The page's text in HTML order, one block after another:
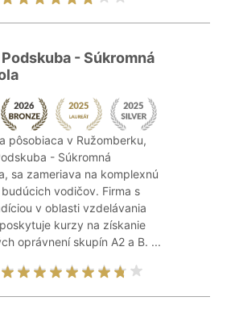
Podskuba - Súkromná
pôsobiaca v Ružomberku,
- Súkromná
sa zameriava na komplexnú
vodičov. Firma s
v oblasti vzdelávania
kurzy na získanie
oprávnení skupín A2 a B. ...